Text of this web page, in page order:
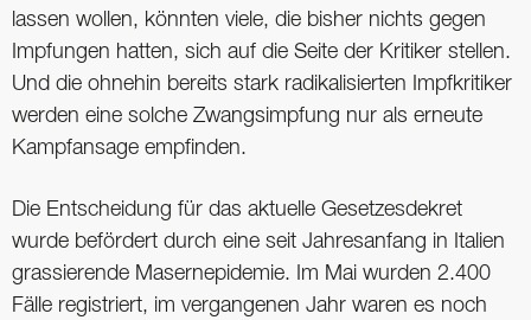
lassen wollen, könnten viele, die bisher nichts gegen
Impfungen hatten, sich auf die Seite der Kritiker stellen.
Und die ohnehin bereits stark radikalisierten Impfkritiker
werden eine solche Zwangsimpfung nur als erneute
Kampfansage empfinden.
Die Entscheidung für das aktuelle Gesetzesdekret
wurde befördert durch eine seit Jahresanfang in Italien
grassierende Masernepidemie. Im Mai wurden 2.400
Fälle registriert, im vergangenen Jahr waren es noch